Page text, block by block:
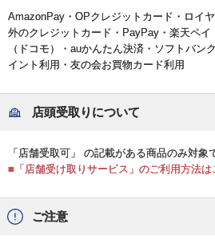
AmazonPay・OPクレジットカード・ロイ
外のクレジットカード・PayPay・楽天ペ
（ドコモ）・auかんたん決済・ソフトバン
イント利用・友の会お買物カード利用
店頭受取りについて
「店舗受取可」 の記載がある商品のみ対象
■「店舗受け取りサービス」のご利用方法は
ご注意